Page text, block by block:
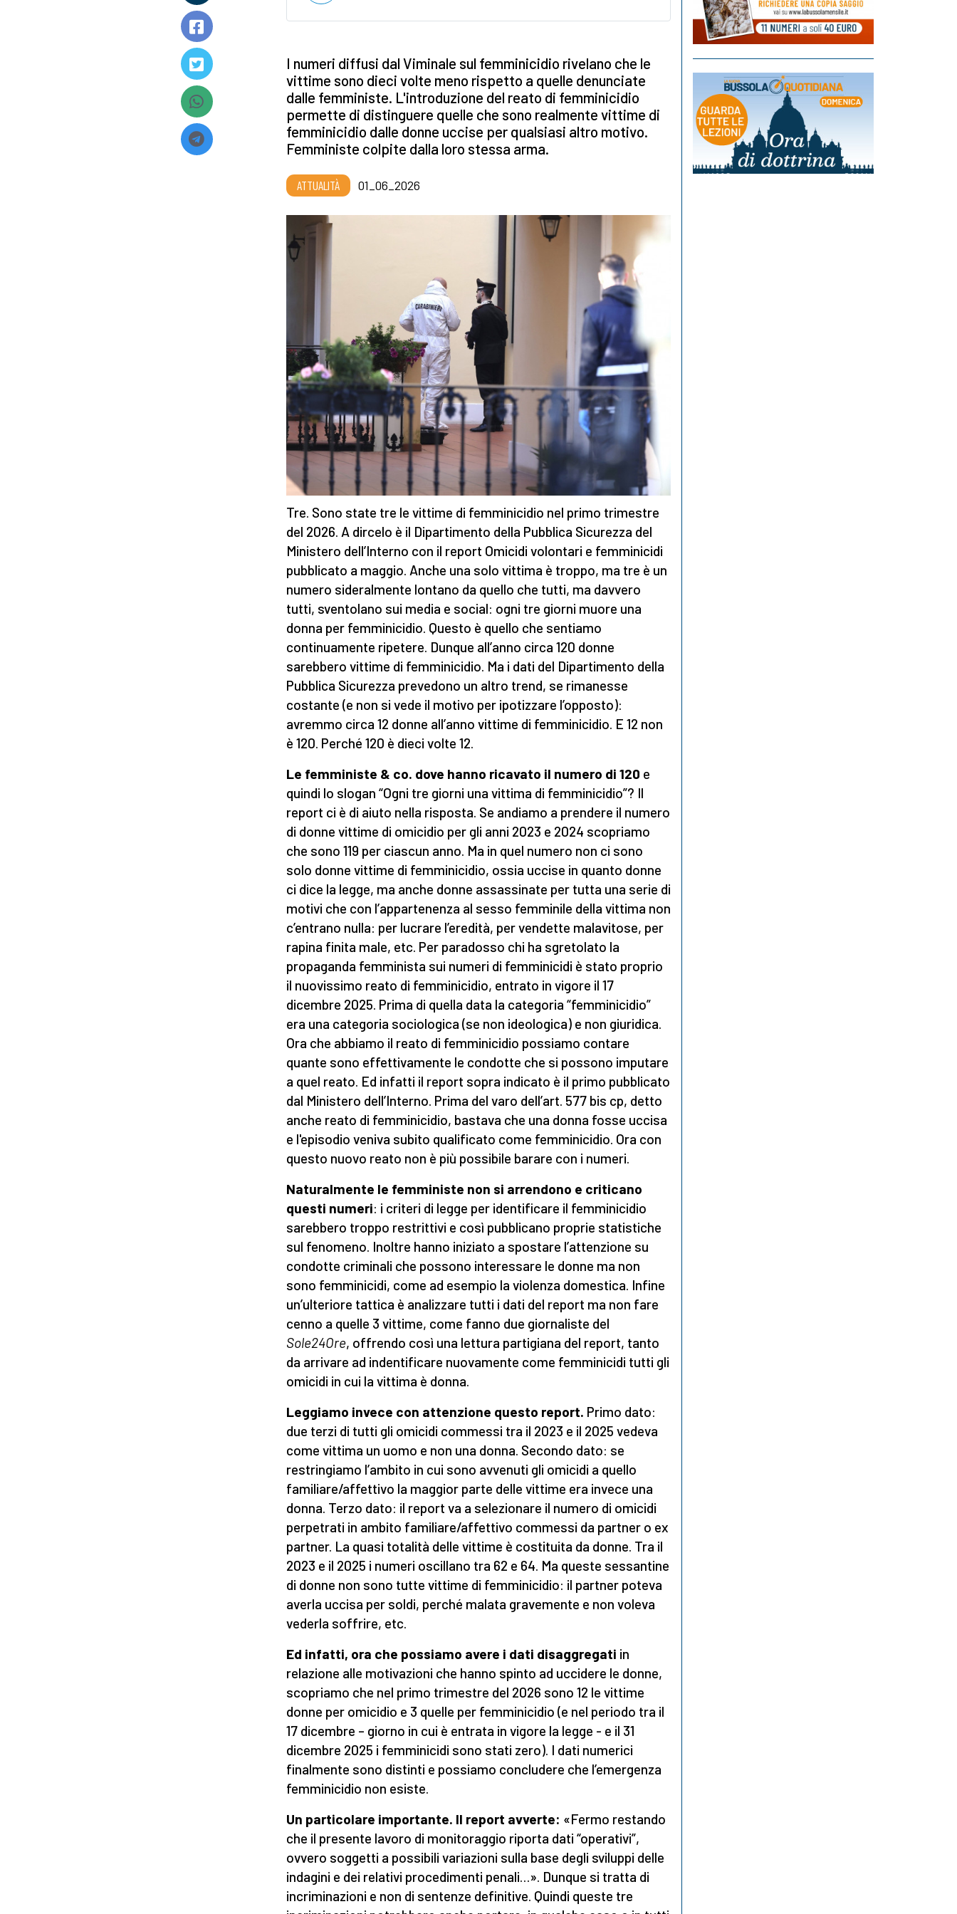
I numeri diffusi dal Viminale sul femminicidio rivelano che le
vittime sono dieci volte meno rispetto a quelle denunciate
dalle femministe. L'introduzione del reato di femminicidio
permette di distinguere quelle che sono realmente vittime di
femminicidio dalle donne uccise per qualsiasi altro motivo.
Femministe colpite dalla loro stessa arma.
ATTUALITÀ 01_06_2026
Tre. Sono state tre le vittime di femminicidio nel primo trimestre
del 2026. A dircelo è il Dipartimento della Pubblica Sicurezza del
Ministero dell’Interno con il report Omicidi volontari e femminicidi
pubblicato a maggio. Anche una solo vittima è troppo, ma tre è un
numero sideralmente lontano da quello che tutti, ma davvero
tutti, sventolano sui media e social: ogni tre giorni muore una
donna per femminicidio. Questo è quello che sentiamo
continuamente ripetere. Dunque all’anno circa 120 donne
sarebbero vittime di femminicidio. Ma i dati del Dipartimento della
Pubblica Sicurezza prevedono un altro trend, se rimanesse
costante (e non si vede il motivo per ipotizzare l’opposto):
avremmo circa 12 donne all’anno vittime di femminicidio. E 12 non
è 120. Perché 120 è dieci volte 12.
Le femministe & co. dove hanno ricavato il numero di 120 e
quindi lo slogan “Ogni tre giorni una vittima di femminicidio”? Il
report ci è di aiuto nella risposta. Se andiamo a prendere il numero
di donne vittime di omicidio per gli anni 2023 e 2024 scopriamo
che sono 119 per ciascun anno. Ma in quel numero non ci sono
solo donne vittime di femminicidio, ossia uccise in quanto donne
ci dice la legge, ma anche donne assassinate per tutta una serie di
motivi che con l’appartenenza al sesso femminile della vittima non
c’entrano nulla: per lucrare l’eredità, per vendette malavitose, per
rapina finita male, etc. Per paradosso chi ha sgretolato la
propaganda femminista sui numeri di femminicidi è stato proprio
il nuovissimo reato di femminicidio, entrato in vigore il 17
dicembre 2025. Prima di quella data la categoria “femminicidio”
era una categoria sociologica (se non ideologica) e non giuridica.
Ora che abbiamo il reato di femminicidio possiamo contare
quante sono effettivamente le condotte che si possono imputare
a quel reato. Ed infatti il report sopra indicato è il primo pubblicato
dal Ministero dell’Interno. Prima del varo dell’art. 577 bis cp, detto
anche reato di femminicidio, bastava che una donna fosse uccisa
e l'episodio veniva subito qualificato come femminicidio. Ora con
questo nuovo reato non è più possibile barare con i numeri.
Naturalmente le femministe non si arrendono e criticano
questi numeri: i criteri di legge per identificare il femminicidio
sarebbero troppo restrittivi e così pubblicano proprie statistiche
sul fenomeno. Inoltre hanno iniziato a spostare l’attenzione su
condotte criminali che possono interessare le donne ma non
sono femminicidi, come ad esempio la violenza domestica. Infine
un’ulteriore tattica è analizzare tutti i dati del report ma non fare
cenno a quelle 3 vittime, come fanno due giornaliste del
Sole24Ore, offrendo così una lettura partigiana del report, tanto
da arrivare ad indentificare nuovamente come femminicidi tutti gli
omicidi in cui la vittima è donna.
Leggiamo invece con attenzione questo report. Primo dato:
due terzi di tutti gli omicidi commessi tra il 2023 e il 2025 vedeva
come vittima un uomo e non una donna. Secondo dato: se
restringiamo l’ambito in cui sono avvenuti gli omicidi a quello
familiare/affettivo la maggior parte delle vittime era invece una
donna. Terzo dato: il report va a selezionare il numero di omicidi
perpetrati in ambito familiare/affettivo commessi da partner o ex
partner. La quasi totalità delle vittime è costituita da donne. Tra il
2023 e il 2025 i numeri oscillano tra 62 e 64. Ma queste sessantine
di donne non sono tutte vittime di femminicidio: il partner poteva
averla uccisa per soldi, perché malata gravemente e non voleva
vederla soffrire, etc.
Ed infatti, ora che possiamo avere i dati disaggregati in
relazione alle motivazioni che hanno spinto ad uccidere le donne,
scopriamo che nel primo trimestre del 2026 sono 12 le vittime
donne per omicidio e 3 quelle per femminicidio (e nel periodo tra il
17 dicembre – giorno in cui è entrata in vigore la legge - e il 31
dicembre 2025 i femminicidi sono stati zero). I dati numerici
finalmente sono distinti e possiamo concludere che l’emergenza
femminicidio non esiste.
Un particolare importante. Il report avverte: «Fermo restando
che il presente lavoro di monitoraggio riporta dati “operativi”,
ovvero soggetti a possibili variazioni sulla base degli sviluppi delle
indagini e dei relativi procedimenti penali…». Dunque si tratta di
incriminazioni e non di sentenze definitive. Quindi queste tre